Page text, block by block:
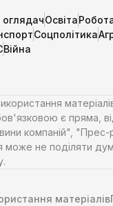
оглядачОсвіта
Соцполітика
Війна
є пряма,
компаній",
може не поділяти
матеріалів